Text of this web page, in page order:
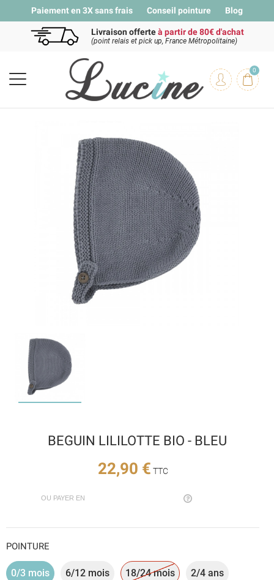
Paiement en 3X sans frais Conseil pointure Blog
Livraison offerteà partir de 80€ d'achat
(point relais et pick up, France Métropolitaine)
0
BEGUIN LILILOTTE BIO - BLEU
22,90 € TTC
OU PAYER EN
POINTURE
0/3 mois 6/12 mois 18/24 mois 2/4 ans